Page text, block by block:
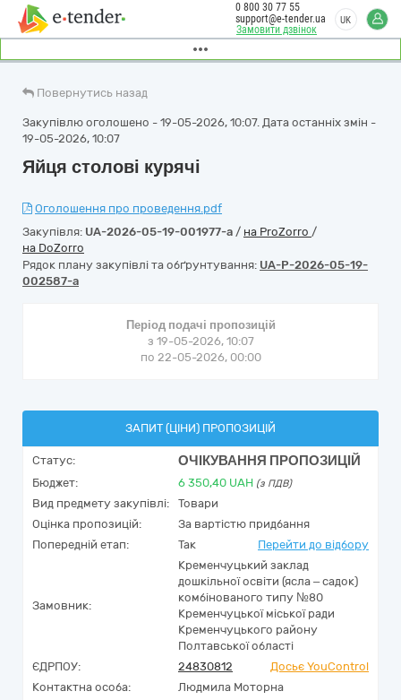
Замовити дзвінок
0 800 30 77 55
support@e-tender.ua
UK
Повернутись назад
Закупівлю оголошено - 19-05-2026, 10:07. Дата останніх змін -
19-05-2026, 10:07
Яйця столові курячі
Оголошення про проведення.pdf
Закупівля: UA-2026-05-19-001977-a / на ProZorro /
на DoZorro
Рядок плану закупівлі та обґрунтування: UA-P-2026-05-19-
002587-a
Період подачі пропозицій
з 19-05-2026, 10:07
по 22-05-2026, 00:00
ЗАПИТ (ЦІНИ) ПРОПОЗИЦІЙ
Статус: ОЧІКУВАННЯ ПРОПОЗИЦІЙ
Бюджет: 6 350,40 UAH (з ПДВ)
Вид предмету закупівлі:
Товари
Оцінка пропозицій:
За вартістю придбання
Попередній етап:
Так Перейти до відбору
Замовник:
Кременчуцький заклад
дошкільної освіти (ясла – садок)
комбінованого типу №80
Кременчуцької міської ради
Кременчуцького району
Полтавської області
ЄДРПОУ:
24830812
Досьє YouControl
Контактна особа:
Людмила Моторна